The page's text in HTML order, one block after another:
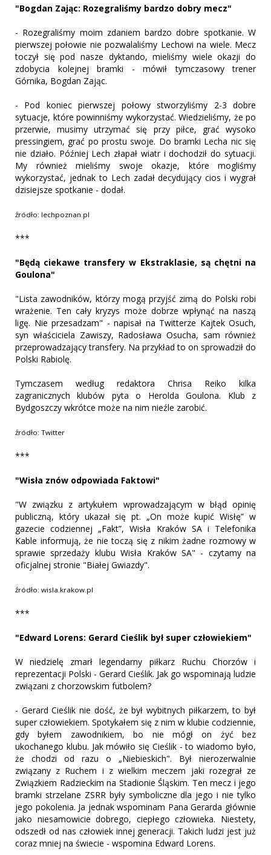
"Bogdan Zając: Rozegraliśmy bardzo dobry mecz"
- Rozegraliśmy moim zdaniem bardzo dobre spotkanie. W
pierwszej połowie nie pozwalaliśmy Lechowi na wiele. Mecz
toczył się pod nasze dyktando, mieliśmy wiele okazji do
zdobycia kolejnej bramki - mówił tymczasowy trener
Górnika, Bogdan Zając.
- Pod koniec pierwszej połowy stworzyliśmy 2-3 dobre
sytuacje, które powinniśmy wykorzystać. Wiedzieliśmy, że po
przerwie, musimy utrzymać się przy piłce, grać wysoko
pressingiem, grać po prostu swoje. Do bramki Lecha nic się
nie działo. Później Lech złapał wiatr i dochodził do sytuacji.
My również mieliśmy swoje okazje, które mogliśmy
wykorzystać, jednak to Lech zadał decydujący cios i wygrał
dzisiejsze spotkanie - dodał.
źródło: lechpoznan.pl
***
"Będą ciekawe transfery w Ekstraklasie, są chętni na
Goulona"
"Lista zawodników, którzy mogą przyjść zimą do Polski robi
wrażenie. Ten cały kryzys może dobrze wpłynąć na naszą
ligę. Nie przesadzam" - napisał na Twitterze Kajtek Osuch,
syn właściciela Zawiszy, Radosława Osucha, sam również
przeprowadzający transfery. Na przykład to on sprowadził do
Polski Rabiolę.
Tymczasem według redaktora Chrisa Reiko kilka
zagranicznych klubów pyta o Herolda Goulona. Klub z
Bydgoszczy wkrótce może na nim nieźle zarobić.
źródło: Twitter
***
"Wisła znów odpowiada Faktowi"
"W związku z artykułem wprowadzającym w błąd opinię
publiczną, który ukazał się pt. „On może kupić Wisłę” w
gazecie codziennej „Fakt”, Wisła Kraków SA i Telefonika
Kable informują, że nie toczą się z nikim żadne rozmowy w
sprawie sprzedaży klubu Wisła Kraków SA" - czytamy na
oficjalnej stronie "Białej Gwiazdy".
źródło: wisla.krakow.pl
***
"Edward Lorens: Gerard Cieślik był super człowiekiem"
W niedzielę zmarł legendarny piłkarz Ruchu Chorzów i
reprezentacji Polski - Gerard Cieślik. Jak go wspominają ludzie
związani z chorzowskim futbolem?
- Gerard Cieślik nie dość, że był wybitnych piłkarzem, to był
super człowiekiem. Spotykałem się z nim w klubie codziennie,
gdy byłem zawodnikiem, bo nie mógł on żyć bez
ukochanego klubu. Jak mówiło się Cieślik - to wiadomo było,
że chodzi od razu o „Niebieskich". Był nierozerwalnie
związany z Ruchem i z wielkim meczem jaki rozegrał ze
Związkiem Radzieckim na Stadionie Śląskim. Ten mecz i jego
bramki strzelane ZSRR były symboliczne dla jego i nie tylko
jego pokolenia. Ja jednak wspominam Pana Gerarda głównie
jako niesamowicie dobrego, ciepłego człowieka. Niestety,
odszedł od nas człowiek innej generacji. Takich ludzi jest już
coraz mniej na świecie - wspomina Edward Lorens.